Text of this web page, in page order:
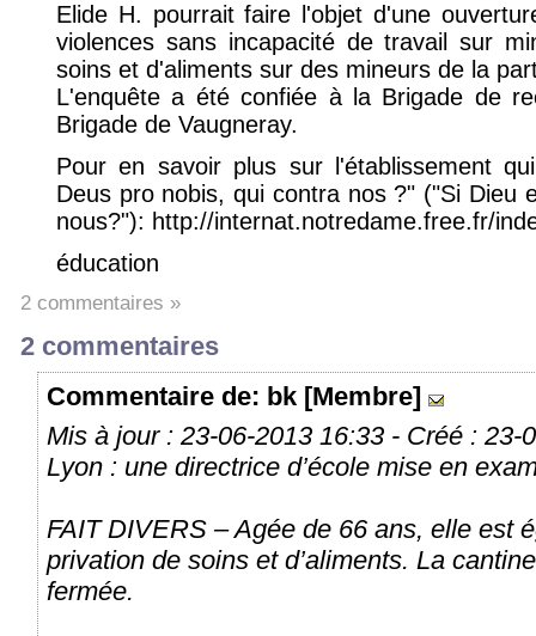
Elide H. pourrait faire l'objet d'une
violences sans incapacité de travail sur
soins et d'aliments sur des mineurs de la
L'enquête a été confiée à la Brigade de
Brigade de Vaugneray.
Pour en savoir plus sur l'établissement
Deus pro nobis, qui contra nos ?" ("Si Dieu
nous?"): http://internat.notredame.free.fr/
éducation
2 commentaires »
2 commentaires
Commentaire de: bk [Membre]
Mis à jour : 23-06-2013 16:33 - Créé : 23-
Lyon : une directrice d’école mise en
FAIT DIVERS – Agée de 66 ans, elle est
privation de soins et d’aliments. La
fermée.